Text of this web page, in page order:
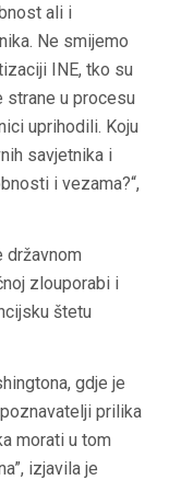
ali i
Ne smijemo
INE, tko su
strane u procesu
uprihodili. Koju
savjetnika i
i vezama?“,
državnom
zlouporabi i
štetu
gdje je
prilika
morati u tom
izjavila je